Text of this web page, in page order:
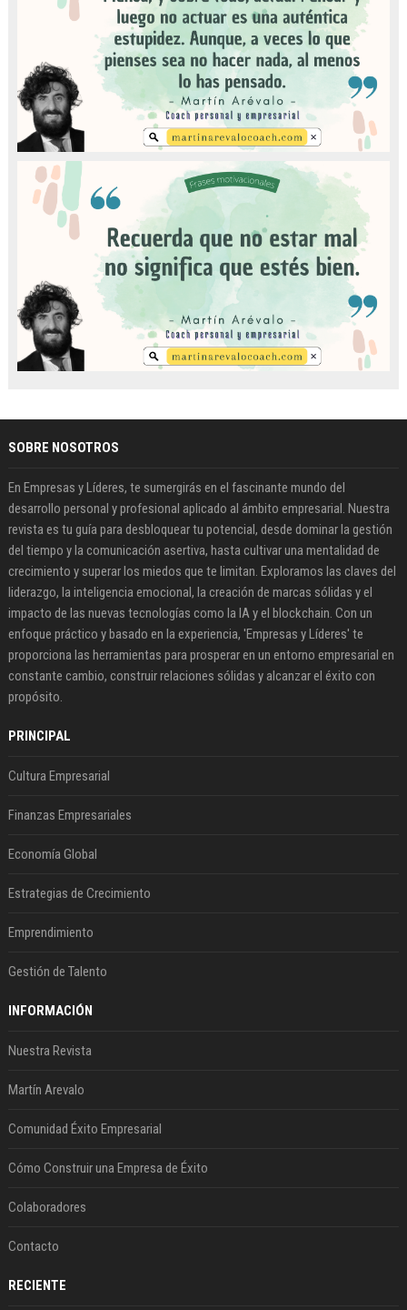
Morning
Publicado en: oct. 23, 2024
SOBRE NOSOTROS
En Empresas y Líderes, te sumergirás en el fascinante mundo del
desarrollo personal y profesional aplicado al ámbito empresarial. Nuestra
revista es tu guía para desbloquear tu potencial, desde dominar la gestión
del tiempo y la comunicación asertiva, hasta cultivar una mentalidad de
crecimiento y superar los miedos que te limitan. Exploramos las claves del
liderazgo, la inteligencia emocional, la creación de marcas sólidas y el
impacto de las nuevas tecnologías como la IA y el blockchain. Con un
enfoque práctico y basado en la experiencia, 'Empresas y Líderes' te
proporciona las herramientas para prosperar en un entorno empresarial en
constante cambio, construir relaciones sólidas y alcanzar el éxito con
propósito.
PRINCIPAL
Cultura Empresarial
Finanzas Empresariales
Economía Global
Estrategias de Crecimiento
Emprendimiento
Gestión de Talento
INFORMACIÓN
Nuestra Revista
Martín Arevalo
Comunidad Éxito Empresarial
Cómo Construir una Empresa de Éxito
Colaboradores
Contacto
RECIENTE